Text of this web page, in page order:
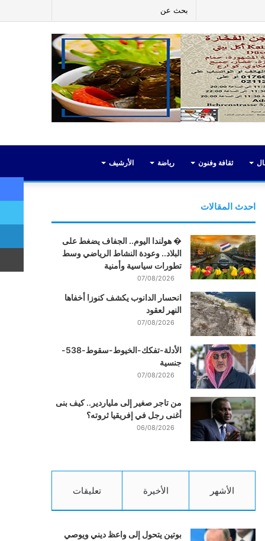
عن
إضافة
عمود
جانبي
ثقافة وفنون رياضة الأرشيف
احدث المقالات
� هولندا اليوم.. الجفاف يضغط على
البلاد.. وعودة النشاط الرياضي وسط
تطورات سياسية وأمنية
07/08/2026
انحسار الدانوب يكشف كنوزا أخفاها
النهر لعقود
07/08/2026
الأدلة-تفكك-الخيوط-سقوط-538-
جنسية
07/08/2026
من تاجر صغير إلى ملياردير.. كيف بنى
أغنى رجل في إفريقيا ثروته؟
06/08/2026
الأشهر الأخيرة تعليقات
بوتين يتحول إلى واعظ ديني ويوصي